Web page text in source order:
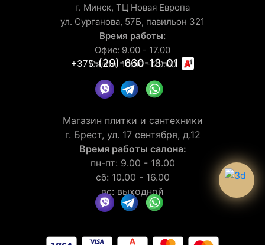
г. Минск, ТЦ Новая Европа
ул. Сурганова, 57Б, павильон 321
Время работы:
Офис: 9.00 - 17.00
Салон: 10.00 - 20.00
+375-(29)-660-13-01
Магазин плитки и сантехники
г. Брест, ул. 17 сентября, д.12
Время работы салона:
пн-пт: 9.00 - 18.00
сб: 10.00 - 16.00
вс: выходной